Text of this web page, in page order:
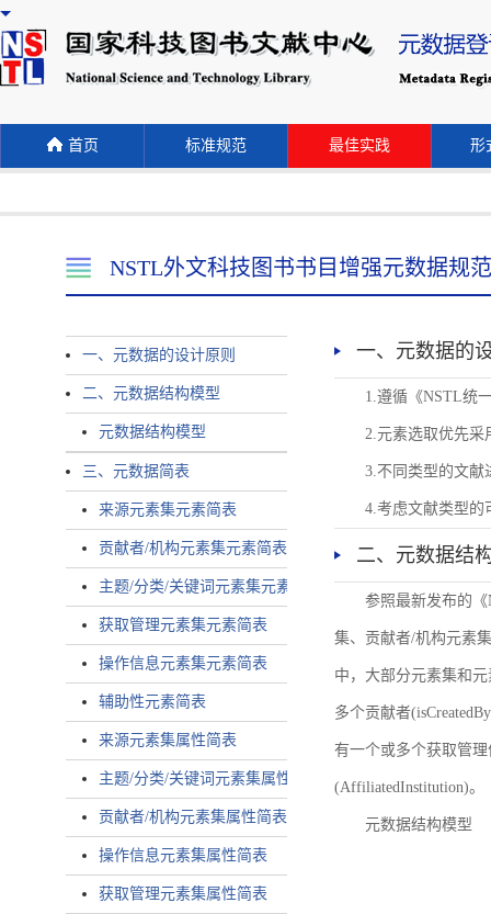
首页 标准规范 最佳实践 形
NSTL外文科技图书书目增强元数据规范
一、元数据的设计原则
二、元数据结构模型
元数据结构模型
三、元数据简表
来源元素集元素简表
贡献者/机构元素集元素简表
主题/分类/关键词元素集元素简表
获取管理元素集元素简表
操作信息元素集元素简表
辅助性元素简表
来源元素集属性简表
主题/分类/关键词元素集属性简表
贡献者/机构元素集属性简表
操作信息元素集属性简表
获取管理元素集属性简表
一、元数据的
1.遵循《NSTL统
2.元素选取优先采
3.不同类型的文献
4.考虑文献类型的
二、元数据结
参照最新发布的
集、贡献者/机构元素
中，大部分元素集和
多个贡献者
有一个或多个获取管理
(AffiliatedInstitution)。
元数据结构模型